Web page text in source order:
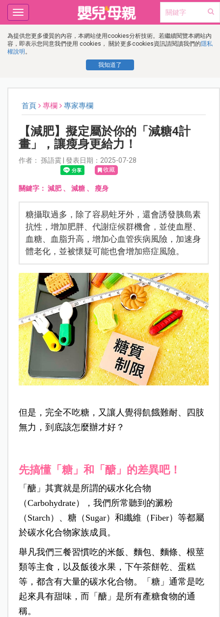
為提供您更多優質的內容，本網站使用cookies分析技術。若繼續閱覽本網站內
容，即表示您同意我們使用 cookies， 關於更多cookies資訊請閱讀我們的隱私
權說明 。
我知道了
Toggle
navigation
首頁 專欄 專家專欄
【減肥】擬定屬於你的「減糖4計
畫」，讓瘦身更給力！
作者： 孫語霙 | 發表日期：2025-07-28
收藏
關鍵字： 減肥、 減糖、 瘦身
糖攝取過多，除了容易蛀牙外，還會誘發胰島素
抗性，增加肥胖、代謝症候群機會，並使血壓、
血糖、血脂升高，增加心血管疾病風險，加速身
體老化，並被懷疑可能也會增加癌症風險。
但是，完全不吃糖，又讓人覺得飢餓難耐、四肢
無力，到底該怎麼辦才好？
先搞懂「糖」和「醣」的差異吧！
「醣」其實就是所謂的碳水化合物
（Carbohydrate），我們所常聽到的澱粉
（Starch）、糖（Sugar）和纖維（Fiber）等都屬
於碳水化合物家族成員。
舉凡我們三餐習慣吃的米飯、麵包、麵條、根莖
類等主食，以及飯後水果，下午茶餅乾、蛋糕
等，都含有大量的碳水化合物。「糖」通常是吃
起來具有甜味，而「醣」是所有產糖食物的通
稱。